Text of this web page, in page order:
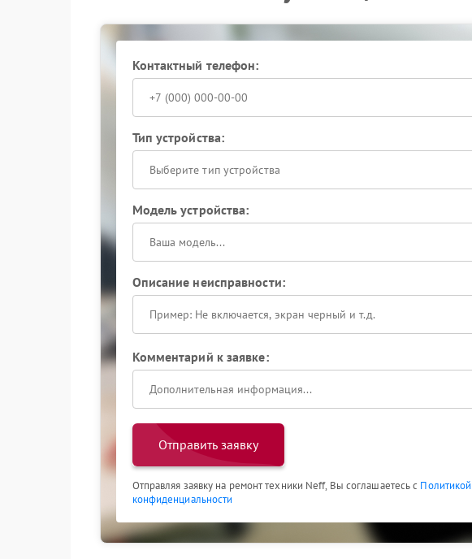
Контактный телефон:
Тип устройства:
Выберите тип устройства
Модель устройства:
Описание неисправности:
Комментарий к заявке:
Отправить заявку
Отправляя заявку на ремонт техники Neff, Вы соглашаетесь с Политикой
конфиденциальности